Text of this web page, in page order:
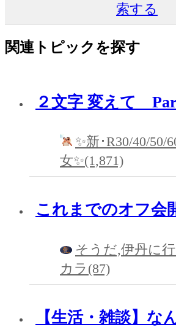
索する
関連トピックを探す
２文字 変えて
✨新･R30/40/50/
女✨(1,871)
これまでのオフ会
そうだ,伊丹に
カラ(87)
【生活・雑談】な